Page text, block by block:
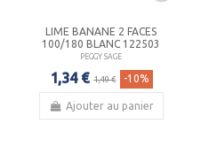
LIME BANANE 2 FACES
100/180 BLANC 122503
PEGGY SAGE
1,34 € 1,49 € -10%
Ajouter au panier